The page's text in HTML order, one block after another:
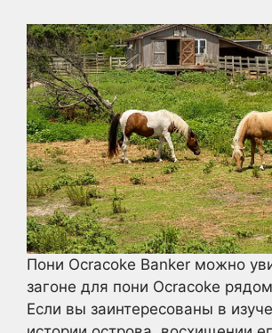
Пони Ocracoke Banker можно
загоне для пони Ocracoke
Если вы заинтересованы в